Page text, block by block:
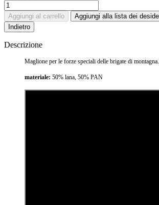
Descrizione
Maglione per le forze speciali delle brigate di montagna.
materiale: 50% lana, 50% PAN